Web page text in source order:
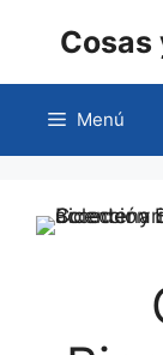
Cosas
Menú